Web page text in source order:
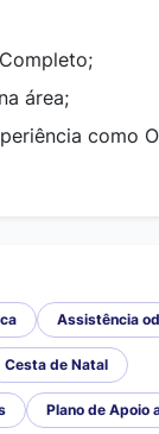
área;
como
Assistência
Cesta de Natal
Plano de Apoio